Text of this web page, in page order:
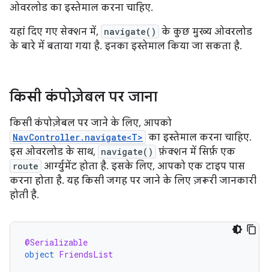
ओवरलोड का इस्तेमाल करना चाहिए.
यहां दिए गए सेक्शन में, navigate() के कुछ मुख्य ओवरलोड
के बारे में बताया गया है. इनका इस्तेमाल किया जा सकता है.
किसी कंपोज़ेबल पर जाना
किसी कंपोज़ेबल पर जाने के लिए, आपको
NavController.navigate<T> का इस्तेमाल करना चाहिए.
इस ओवरलोड के साथ, navigate() फ़ंक्शन में सिर्फ़ एक
route आर्ग्युमेंट होता है. इसके लिए, आपको एक टाइप पास
करना होता है. यह किसी जगह पर जाने के लिए ज़रूरी जानकारी
होती है.
@Serializable
object FriendsList